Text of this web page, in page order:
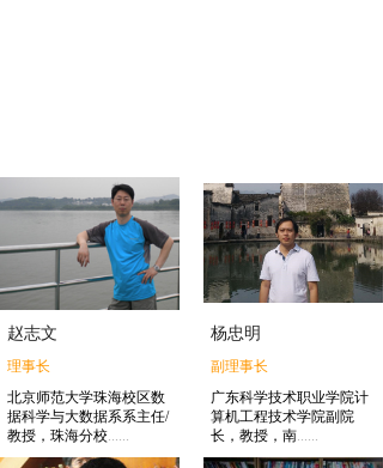
赵志文
理事长
北京师范大学珠海校区数
据科学与大数据系系主任/
教授，珠海分校......
杨忠明
副理事长
广东科学技术职业学院计
算机工程技术学院副院
长，教授，南......